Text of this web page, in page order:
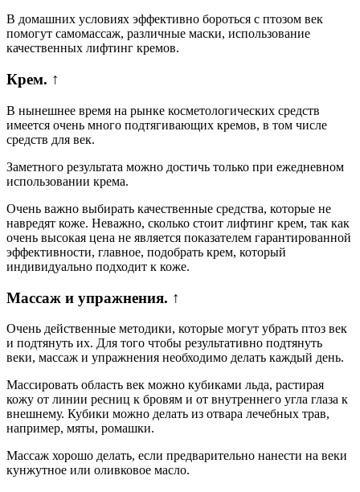
В домашних условиях эффективно бороться с птозом век
помогут самомассаж, различные маски, использование
качественных лифтинг кремов.
Крем. ↑
В нынешнее время на рынке косметологических средств
имеется очень много подтягивающих кремов, в том числе
средств для век.
Заметного результата можно достичь только при ежедневном
использовании крема.
Очень важно выбирать качественные средства, которые не
навредят коже. Неважно, сколько стоит лифтинг крем, так как
очень высокая цена не является показателем гарантированной
эффективности, главное, подобрать крем, который
индивидуально подходит к коже.
Массаж и упражнения. ↑
Очень действенные методики, которые могут убрать птоз век
и подтянуть их. Для того чтобы результативно подтянуть
веки, массаж и упражнения необходимо делать каждый день.
Массировать область век можно кубиками льда, растирая
кожу от линии ресниц к бровям и от внутреннего угла глаза к
внешнему. Кубики можно делать из отвара лечебных трав,
например, мяты, ромашки.
Массаж хорошо делать, если предварительно нанести на веки
кунжутное или оливковое масло.